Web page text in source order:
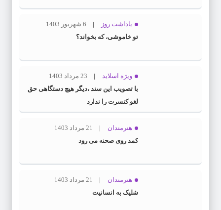
یاداشت روز
6 شهریور 1403
تو خاموشی، که بخواند؟
ویژه اسلاید
23 مرداد 1403
با تصویب این سند ،دیگر هیچ دستگاهی حق
لغو کنسرت را ندارد
هنرمندان
21 مرداد 1403
کمد روی صحنه می رود
هنرمندان
21 مرداد 1403
شلیک به انسانیت